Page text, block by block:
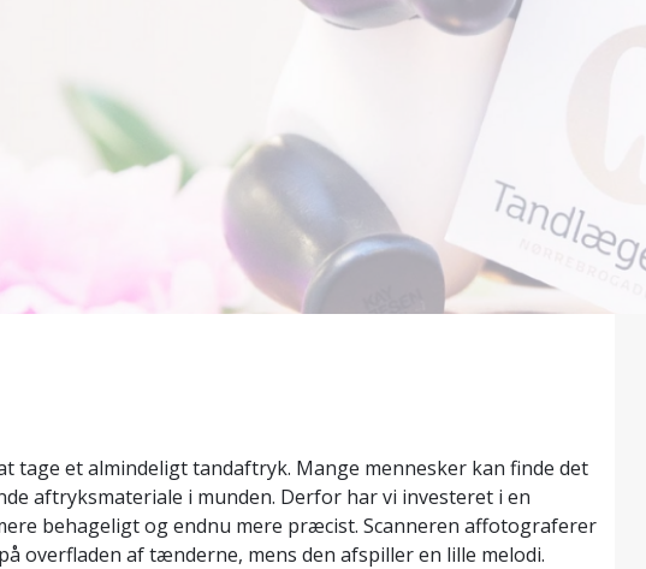
tage et almindeligt tandaftryk. Mange mennesker kan finde det
aftryksmateriale i munden. Derfor har vi investeret i en
behageligt og endnu mere præcist. Scanneren affotograferer
overfladen af tænderne, mens den afspiller en lille melodi.